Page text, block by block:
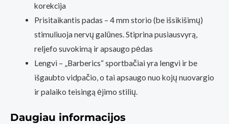
korekcija
Prisitaikantis padas – 4 mm storio (be išsikišimų)
stimuliuoja nervų galūnes. Stiprina pusiausvyrą,
reljefo suvokimą ir apsaugo pėdas
Lengvi – „Barberics“ sportbačiai yra lengvi ir be
išgaubto vidpačio, o tai apsaugo nuo kojų nuovargio
ir palaiko teisingą ėjimo stilių.
Daugiau informacijos